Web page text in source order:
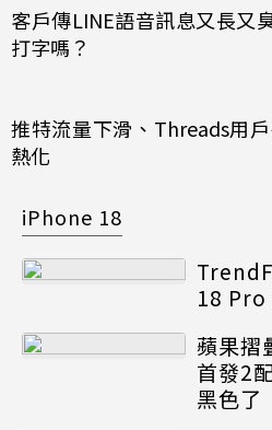
客戶傳LINE語音訊息又長又
打字嗎？
推特流量下滑、Threads用
熱化
iPhone 18
18 Pro
蘋果
首發2
黑色了